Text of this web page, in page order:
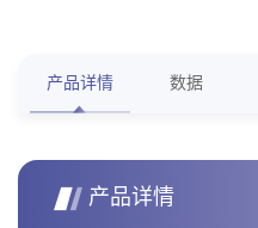
产品详情 数据
产品详情